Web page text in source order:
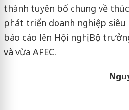
thành tuyên bố chung về
phát triển doanh nghiệp siêu
báo cáo lên Hội nghị Bộ
và vừa APEC.